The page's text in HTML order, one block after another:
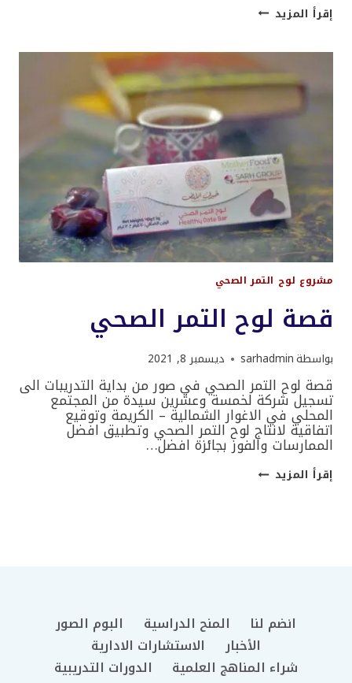
إقرأ المزيد من
هنا
كريمة
الاغوار
الشمالية
يتم
لوح
التمر
الصحي
مشروع لوح التمر الصحي
قصة لوح التمر الصحي
بواسطةsarhadmin ديسمبر 8, 2021
قصة لوح التمر الصحي في صور من بداية التدريبات الى
تسجيل شركة لخمسة وعشرين سيدة من المجتمع
المحلي في الاغوار الشمالية – الكريمة وتوقيع
اتفاقية لانتاج لوح التمر الصحي وتطبيق افضل
الممارسات والفوز بجائزة افضل…
إقرأ المزيد قصة
لوح
انضم لنا المنح الدراسية
البوم الصور
الأخبار
الاستشارات الادارية
شراء المناهج العلمية
الدورات التدريبية